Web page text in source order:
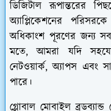
ডিজিটাল রূপান্তরের
অ্যাপ্লিকেশনের
অধিকাংশ পূরণের জন্য
মতে, আমরা যদি
নেটওয়ার্ক, অ্যাপস এবং
পারে।
গ্লোবাল মোবাইল